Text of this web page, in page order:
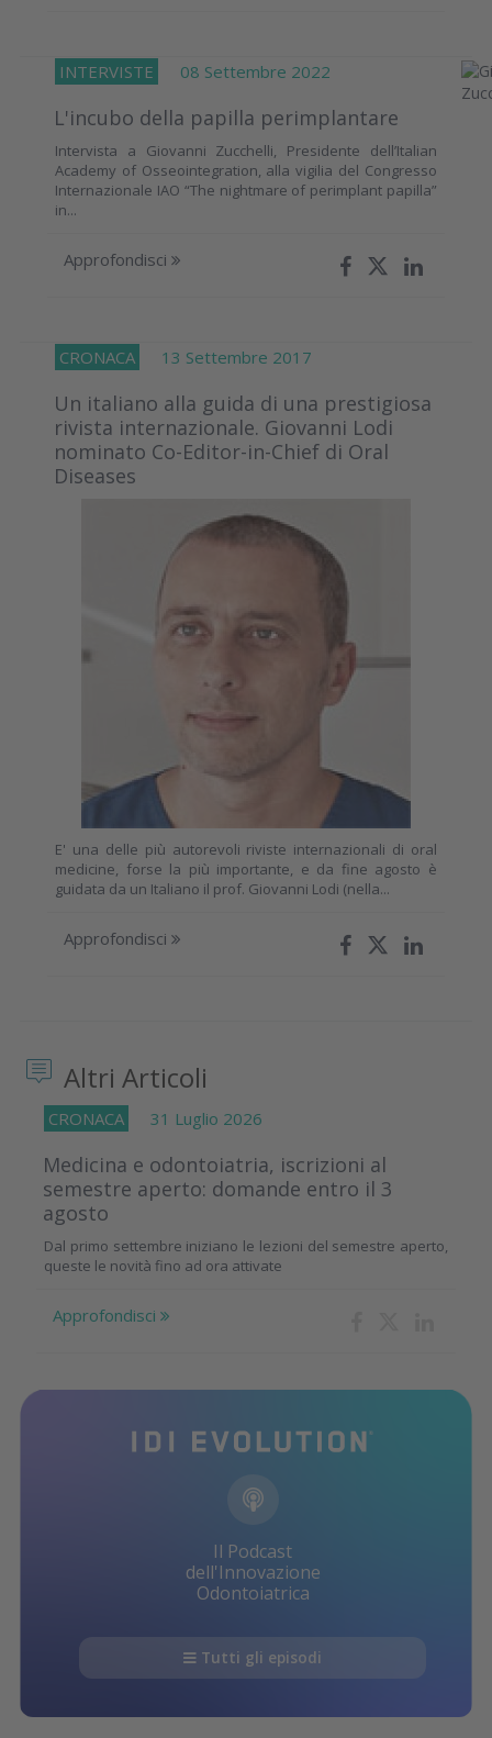
INTERVISTE 08 Settembre 2022
L'incubo della papilla perimplantare
Intervista a Giovanni Zucchelli, Presidente dell’Italian
Academy of Osseointegration, alla vigilia del Congresso
Internazionale IAO “The nightmare of perimplant papilla”
in...
Approfondisci
CRONACA 13 Settembre 2017
Un italiano alla guida di una prestigiosa
rivista internazionale. Giovanni Lodi
nominato Co-Editor-in-Chief di Oral
Diseases
E' una delle più autorevoli riviste internazionali di oral
medicine, forse la più importante, e da fine agosto è
guidata da un Italiano il prof. Giovanni Lodi (nella...
Approfondisci
Altri Articoli
CRONACA 31 Luglio 2026
Medicina e odontoiatria, iscrizioni al
semestre aperto: domande entro il 3
agosto
Dal primo settembre iniziano le lezioni del semestre aperto,
queste le novità fino ad ora attivate
Approfondisci
Il Podcast
dell'Innovazione
Odontoiatrica
Tutti gli episodi